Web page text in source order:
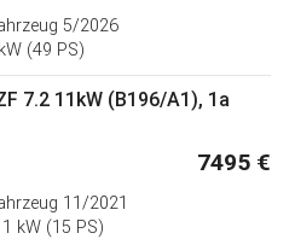
5/2026
(49 PS)
7.2 11kW (B196/A1), 1a
7495 €
11/2021
kW (15 PS)